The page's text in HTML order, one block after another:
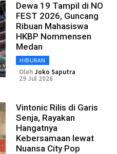
Dewa 19 Tampil di NO
FEST 2026, Guncang
Ribuan Mahasiswa
HKBP Nommensen
Medan
HIBURAN
OlehJoko Saputra
29 Jul 2026
Vintonic Rilis di Garis
Senja, Rayakan
Hangatnya
Kebersamaan lewat
Nuansa City Pop